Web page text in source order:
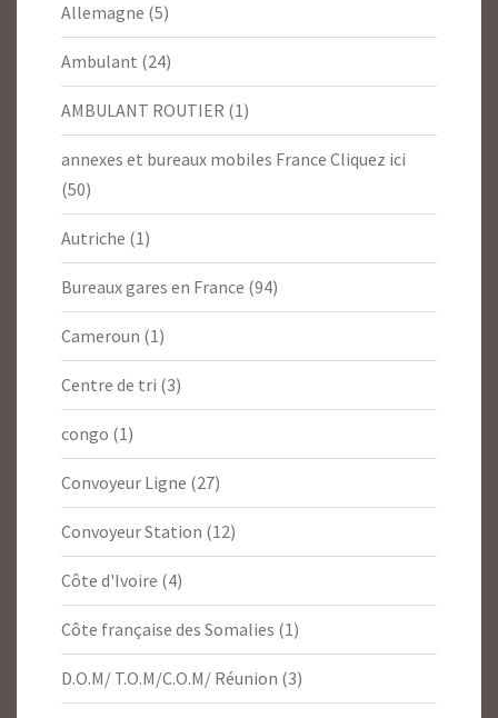
Allemagne (5)
Ambulant (24)
AMBULANT ROUTIER (1)
annexes et bureaux mobiles France Cliquez ici
(50)
Autriche (1)
Bureaux gares en France (94)
Cameroun (1)
Centre de tri (3)
congo (1)
Convoyeur Ligne (27)
Convoyeur Station (12)
Côte d'Ivoire (4)
Côte française des Somalies (1)
D.O.M/ T.O.M/C.O.M/ Réunion (3)